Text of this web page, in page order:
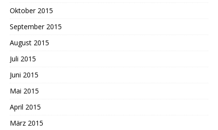
Oktober 2015
September 2015
August 2015
Juli 2015
Juni 2015
Mai 2015
April 2015
März 2015